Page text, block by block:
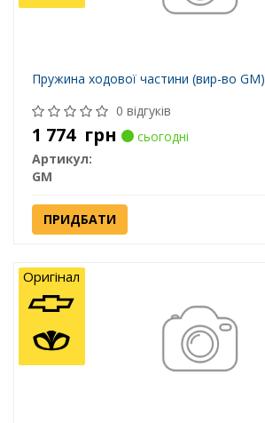
Пружина ходової частини (вир-во GM)
0 відгуків
1 774 грн
сьогодні
Артикул:
GM
ПРИДБАТИ
Оригінал